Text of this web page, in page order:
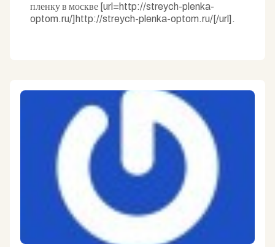
пленку в москве [url=http://streych-plenka-
optom.ru/]http://streych-plenka-optom.ru/[/url].